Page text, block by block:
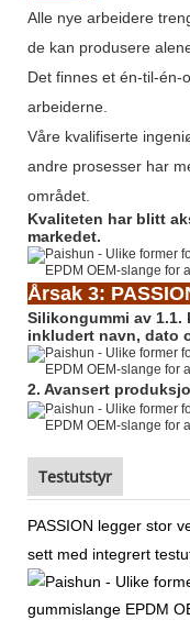
Alle nye arbeidere
de kan produsere
Det finnes et én-til-
arbeiderne.
Våre kvalifiserte
andre prosesser har
området.
Kvaliteten har blitt
markedet.
Årsak 3:
Silikongummi av
inkludert navn, dato
2. Avansert
Testutstyr
PASSION legger stor
sett med integrert